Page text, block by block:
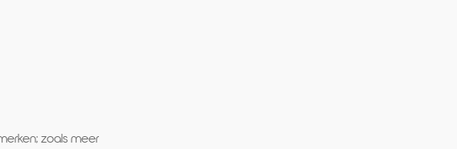
zoals meer